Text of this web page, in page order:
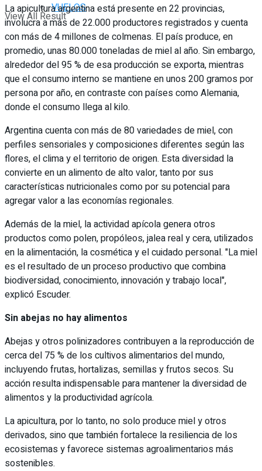
View All Result
VUELOS
La apicultura argentina está presente en 22 provincias,
involucra a más de 22.000 productores registrados y cuenta
con más de 4 millones de colmenas. El país produce, en
promedio, unas 80.000 toneladas de miel al año. Sin embargo,
alrededor del 95 % de esa producción se exporta, mientras
que el consumo interno se mantiene en unos 200 gramos por
persona por año, en contraste con países como Alemania,
donde el consumo llega al kilo.
Argentina cuenta con más de 80 variedades de miel, con
perfiles sensoriales y composiciones diferentes según las
flores, el clima y el territorio de origen. Esta diversidad la
convierte en un alimento de alto valor, tanto por sus
características nutricionales como por su potencial para
agregar valor a las economías regionales.
Además de la miel, la actividad apícola genera otros
productos como polen, propóleos, jalea real y cera, utilizados
en la alimentación, la cosmética y el cuidado personal. "La miel
es el resultado de un proceso productivo que combina
biodiversidad, conocimiento, innovación y trabajo local",
explicó Escuder.
Sin abejas no hay alimentos
Abejas y otros polinizadores contribuyen a la reproducción de
cerca del 75 % de los cultivos alimentarios del mundo,
incluyendo frutas, hortalizas, semillas y frutos secos. Su
acción resulta indispensable para mantener la diversidad de
alimentos y la productividad agrícola.
La apicultura, por lo tanto, no solo produce miel y otros
derivados, sino que también fortalece la resiliencia de los
ecosistemas y favorece sistemas agroalimentarios más
sostenibles.